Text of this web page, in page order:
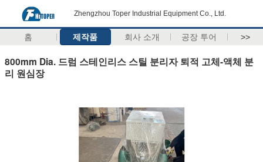
Zhengzhou Toper Industrial Equipment Co., Ltd.
홈 제작품 회사 소개 공장 투어 >>
800mm Dia. 드럼 스테인리스 스틸 분리자 퇴적 고체-액체 분
리 원심장